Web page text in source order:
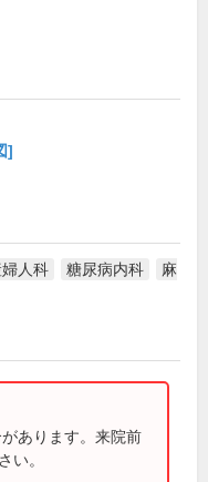
]
婦人科 糖尿病内科
麻
あります。来院前
い。